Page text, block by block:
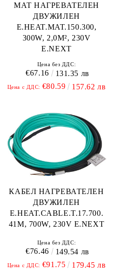
МАТ НАГРЕВАТЕЛЕН
ДВУЖИЛЕН
E.HEAT.MAT.150.300,
300W, 2,0M², 230V
E.NEXT
Цена без ДДС:
€67.16 131.35 лв
Цена с ДДС: €80.59 157.62 лв
КАБЕЛ НАГРЕВАТЕЛЕН
ДВУЖИЛЕН
E.HEAT.CABLE.T.17.700.
41M, 700W, 230V E.NEXT
Цена без ДДС:
€76.46 149.54 лв
Цена с ДДС: €91.75 179.45 лв